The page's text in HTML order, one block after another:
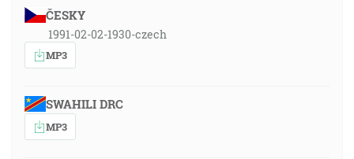
ČESKY
1991-02-02-1930-czech
MP3
SWAHILI DRC
MP3